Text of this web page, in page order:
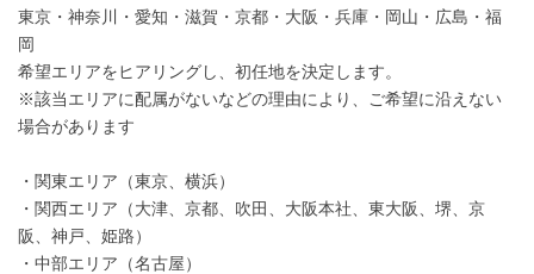
東京・神奈川・愛知・滋賀・京都・大阪・兵庫・岡山・広島・福
岡
希望エリアをヒアリングし、初任地を決定します。
※該当エリアに配属がないなどの理由により、ご希望に沿えない
場合があります
・関東エリア（東京、横浜）
・関西エリア（大津、京都、吹田、大阪本社、東大阪、堺、京
阪、神戸、姫路）
・中部エリア（名古屋）